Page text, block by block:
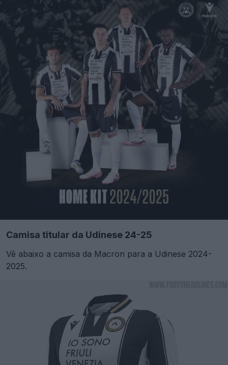
Camisa titular da Udinese 24-25
Vê abaixo a camisa da Macron para a Udinese 2024-
2025.